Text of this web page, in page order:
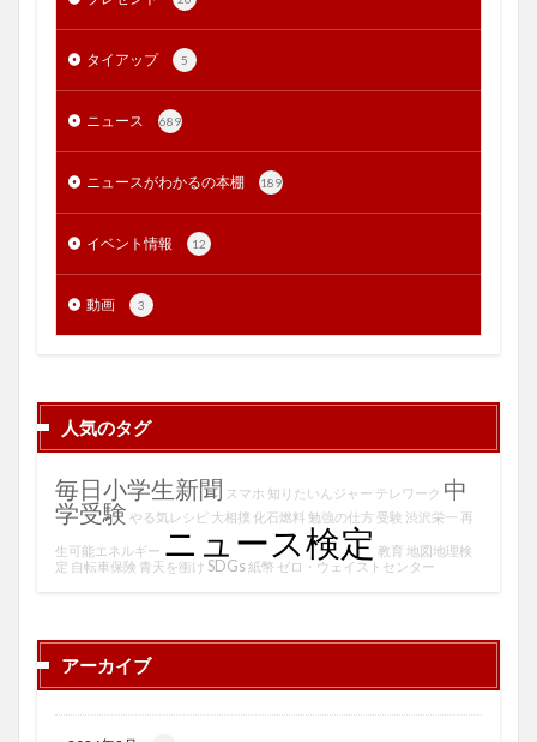
タイアップ 5
ニュース 689
ニュースがわかるの本棚 189
イベント情報 12
動画 3
人気のタグ
毎日小学生新聞 スマホ 知りたいんジャー テレワーク 中
学受験 やる気レシピ 大相撲 化石燃料 勉強の仕方 受験 渋沢栄一 再
生可能エネルギー ニュース検定 教育 地図地理検
定 自転車保険 青天を衝け SDGs紙幣 ゼロ・ウェイストセンター
アーカイブ